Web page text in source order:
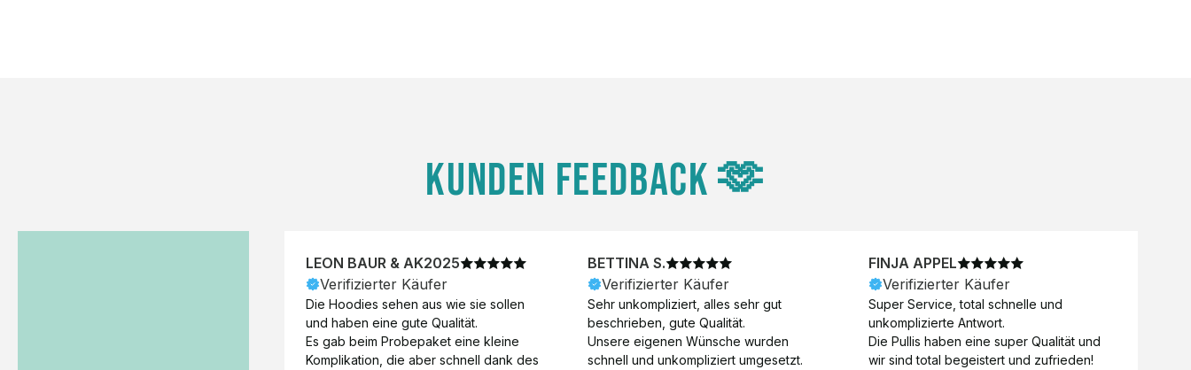
KUNDEN FEEDBACK 🫶
LEON BAUR & AK2025
Verifizierter Käufer
Die Hoodies sehen aus wie sie sollen
und haben eine gute Qualität.
Es gab beim Probepaket eine kleine
Komplikation, die aber schnell dank des
BETTINA S.
Verifizierter Käufer
Sehr unkompliziert, alles sehr gut
beschrieben, gute Qualität.
Unsere eigenen Wünsche wurden
schnell und unkompliziert umgesetzt.
FINJA APPEL
Verifizierter Käufer
Super Service, total schnelle und
unkomplizierte Antwort.
Die Pullis haben eine super Qualität und
wir sind total begeistert und zufrieden!